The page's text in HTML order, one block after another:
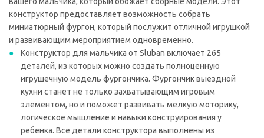
конструктор предоставляет возможность собрать
миниатюрный фургон, который послужит отличной игрушкой
и развивающим мероприятием одновременно.
Конструктор для мальчика от Sluban включает 265
деталей, из которых можно создать полноценную
игрушечную модель фургончика. Фургончик выездной
кухни станет не только захватывающим игровым
элементом, но и поможет развивать мелкую моторику,
логическое мышление и навыки конструирования у
ребенка. Все детали конструктора выполнены из